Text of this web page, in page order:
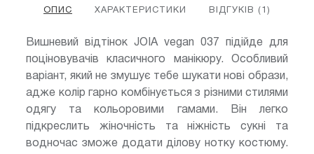
ОПИС ХАРАКТЕРИСТИКИ ВІДГУКІВ (1)
Вишневий відтінок JOIA vegan 037 підійде для
поціновувачів класичного манікюру. Особливий
варіант, який не змушує тебе шукати нові образи,
адже колір гарно комбінується з різними стилями
одягу та кольоровими гамами. Він легко
підкреслить жіночність та ніжність сукні та
водночас зможе додати ділову нотку костюму.